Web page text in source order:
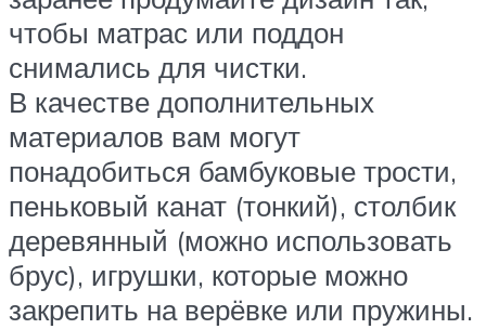
чтобы матрас или поддон
снимались для чистки.
В качестве дополнительных
материалов вам могут
понадобиться бамбуковые трости,
пеньковый канат (тонкий), столбик
деревянный (можно использовать
брус), игрушки, которые можно
закрепить на верёвке или пружины.